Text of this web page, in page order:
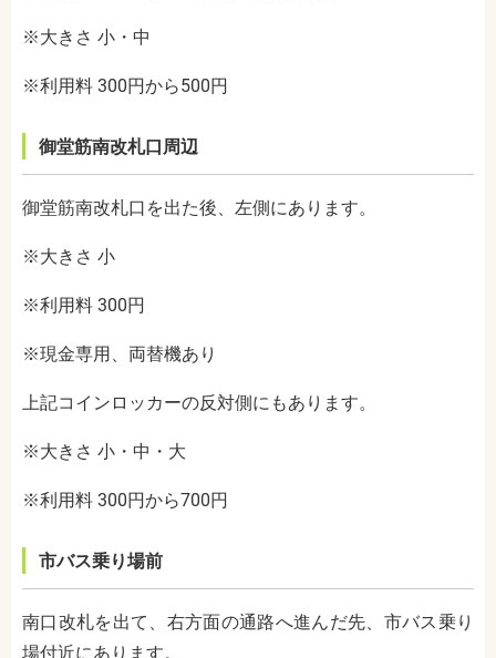
※大きさ 小・中
※利用料 300円から500円
御堂筋南改札口周辺
御堂筋南改札口を出た後、左側にあります。
※大きさ 小
※利用料 300円
※現金専用、両替機あり
上記コインロッカーの反対側にもあります。
※大きさ 小・中・大
※利用料 300円から700円
市バス乗り場前
南口改札を出て、右方面の通路へ進んだ先、市バス乗り
場付近にあります。